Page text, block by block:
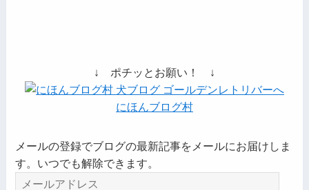
↓ ポチッとお願い！ ↓
にほんブログ村
メールの登録でブログの最新記事をメールにお届けしま
す。いつでも解除できます。
メ